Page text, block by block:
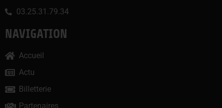
03.25.31.79.34
NAVIGATION
Accueil
Actu
Billetterie
Partenaires